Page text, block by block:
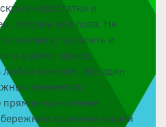
недостатки и
потолка или пола. Не
они могут украсить и
в доме, офисе,
любой комнате. Это один
элементов
прямое назначение
бережном хранении вещей